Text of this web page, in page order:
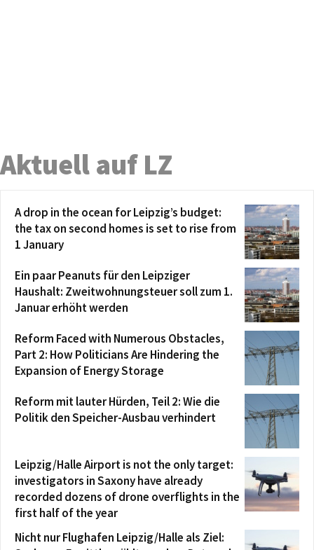
Aktuell auf LZ
A drop in the ocean for Leipzig’s budget:
the tax on second homes is set to rise from
1 January
Ein paar Peanuts für den Leipziger
Haushalt: Zweitwohnungsteuer soll zum 1.
Januar erhöht werden
Reform Faced with Numerous Obstacles,
Part 2: How Politicians Are Hindering the
Expansion of Energy Storage
Reform mit lauter Hürden, Teil 2: Wie die
Politik den Speicher-Ausbau verhindert
Leipzig/Halle Airport is not the only target:
investigators in Saxony have already
recorded dozens of drone overflights in the
first half of the year
Nicht nur Flughafen Leipzig/Halle als Ziel: